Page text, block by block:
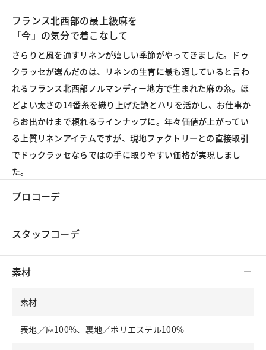
フランス北西部の最上級麻を
「今」の気分で着こなして
さらりと風を通すリネンが嬉しい季節がやってきました。ドゥ
クラッセが選んだのは、リネンの生育に最も適していると言わ
れるフランス北西部ノルマンディー地方で生まれた麻の糸。ほ
どよい太さの14番糸を織り上げた艶とハリを活かし、お仕事か
らお出かけまで頼れるラインナップに。年々価値が上がってい
る上質リネンアイテムですが、現地ファクトリーとの直接取引
でドゥクラッセならではの手に取りやすい価格が実現しまし
た。
プロコーデ
スタッフコーデ
素材
素材
表地／麻100%、裏地／ポリエステル100%